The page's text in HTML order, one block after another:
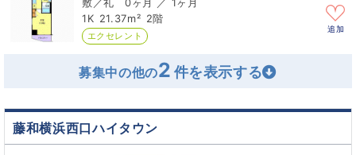
1K 21.37m² 2階
エクセレント
追加
募集中の他の2
藤和横浜西口ハイタウン